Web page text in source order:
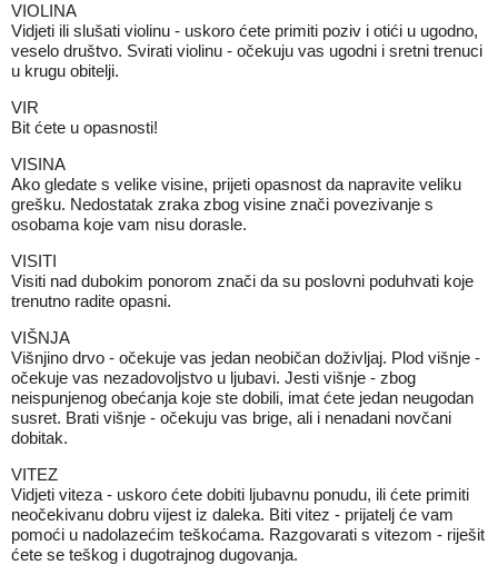
VIOLINA
Vidjeti ili slušati violinu - uskoro ćete primiti poziv i otići u ugodno,
veselo društvo. Svirati violinu - očekuju vas ugodni i sretni trenuci
u krugu obitelji.
VIR
Bit ćete u opasnosti!
VISINA
Ako gledate s velike visine, prijeti opasnost da napravite veliku
grešku. Nedostatak zraka zbog visine znači povezivanje s
osobama koje vam nisu dorasle.
VISITI
Visiti nad dubokim ponorom znači da su poslovni poduhvati koje
trenutno radite opasni.
VIŠNJA
Višnjino drvo - očekuje vas jedan neobičan doživljaj. Plod višnje -
očekuje vas nezadovoljstvo u ljubavi. Jesti višnje - zbog
neispunjenog obećanja koje ste dobili, imat ćete jedan neugodan
susret. Brati višnje - očekuju vas brige, ali i nenadani novčani
dobitak.
VITEZ
Vidjeti viteza - uskoro ćete dobiti ljubavnu ponudu, ili ćete primiti
neočekivanu dobru vijest iz daleka. Biti vitez - prijatelj će vam
pomoći u nadolazećim teškoćama. Razgovarati s vitezom - riješit
ćete se teškog i dugotrajnog dugovanja.